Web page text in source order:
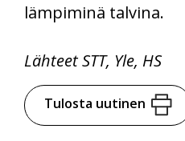
lämpiminä talvina.
Lähteet STT, Yle, HS
Tulosta uutinen